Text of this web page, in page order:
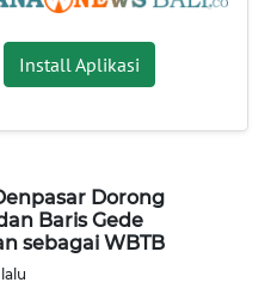
Install Aplikasi
Dorong
Baris Gede
sebagai WBTB